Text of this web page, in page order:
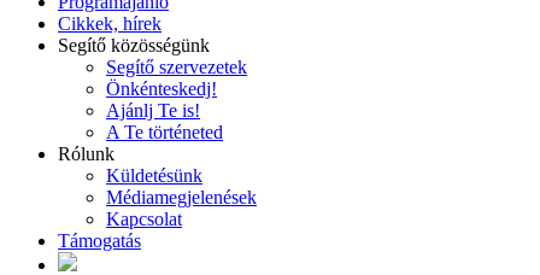
Cikkek, hírek
Segítő közösségünk
Segítő szervezetek
Önkénteskedj!
Ajánlj Te is!
A Te történeted
Rólunk
Küldetésünk
Médiamegjelenések
Kapcsolat
Támogatás